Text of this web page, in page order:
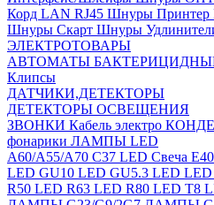
Корд LAN RJ45 Шнуры Принтер
Шнуры Скарт Шнуры
ЭЛЕКТРОТОВАРЫ
АВТОМАТЫ
Клипсы
ДАТЧИКИ,ДЕТЕКТОРЫ
ДЕТЕКТОРЫ ОСВЕЩЕНИЯ
ЗВОНКИ Кабель электро
фонарики ЛАМПЫ LED
A60/A55/A70 C37 LED Свеча
LED GU10 LED GU5.3 LED LED
R50 LED R63 LED R80 LED T8